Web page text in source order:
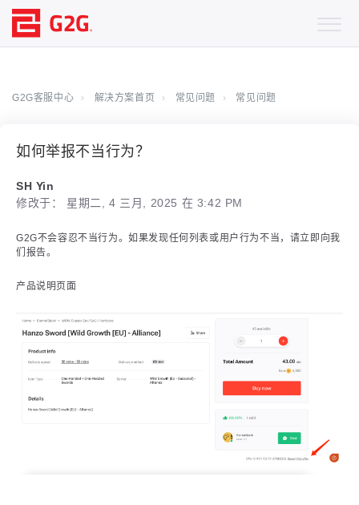
G2G客服中心 解决方案首页 常见问题 常见问题
如何举报不当行为？
SH Yin
修改于： 星期二, 4 三月, 2025 在 3:42 PM
G2G不会容忍不当行为。如果发现任何列表或用户行为不当，请立即向我
们报告。
产品说明页面